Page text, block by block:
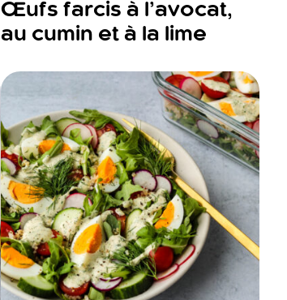
Œufs farcis à l’avocat,
au cumin et à la lime